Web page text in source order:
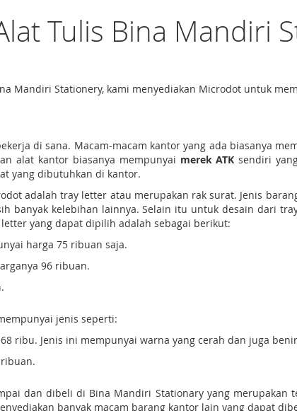
Tulis Bina Mandiri
Mandiri Stationery, kami menyediakan Microdot untuk
di sana. Macam-macam kantor yang ada biasanya
alat kantor biasanya mempunyai merek ATKsendiri
yang dibutuhkan di kantor.
adalah tray letter atau merupakan rak surat. Jenis
banyak kelebihan lainnya. Selain itu untuk desain dari
yang dapat dipilih adalah sebagai berikut:
harga 75 ribuan saja.
96 ribuan.
jenis seperti:
ribu. Jenis ini mempunyai warna yang cerah dan juga
dan dibeli di Bina Mandiri Stationary yang merupakan
banyak macam barang kantor lain yang dapat